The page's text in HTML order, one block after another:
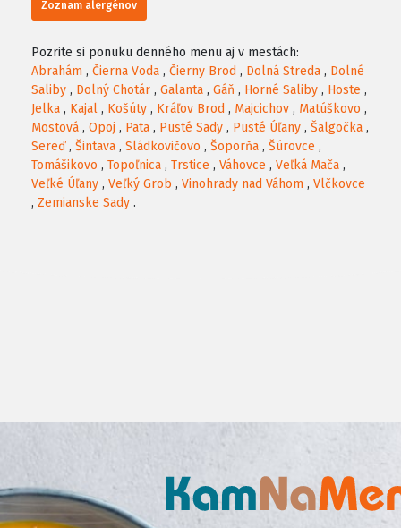
Zoznam alergénov
Pozrite si ponuku denného menu aj v mestách:
Abrahám , Čierna Voda , Čierny Brod , Dolná Streda , Dolné
Saliby , Dolný Chotár , Galanta , Gáň , Horné Saliby , Hoste ,
Jelka , Kajal , Košúty , Kráľov Brod , Majcichov , Matúškovo ,
Mostová , Opoj , Pata , Pusté Sady , Pusté Úľany , Šalgočka ,
Sereď, Šintava , Sládkovičovo , Šoporňa , Šúrovce ,
Tomášikovo , Topoľnica , Trstice , Váhovce , Veľká Mača ,
Veľké Úľany , Veľký Grob , Vinohrady nad Váhom , Vlčkovce
, Zemianske Sady .